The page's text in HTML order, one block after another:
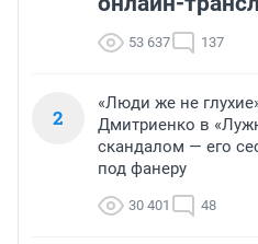
53 637 137
2
«Люди же не
Дмитриенко в
скандалом — его
под фанеру
30 401 48